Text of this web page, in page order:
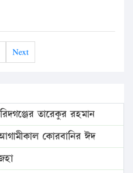
Next
তারেকুর রহমান
কোরবানির ঈদ